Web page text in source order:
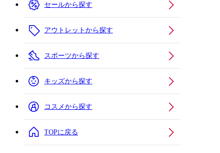
セールから探す
アウトレットから探す
スポーツから探す
キッズから探す
コスメから探す
TOPに戻る